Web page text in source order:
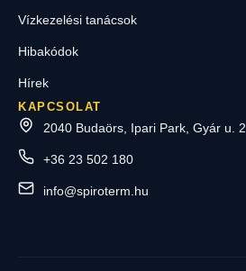
Vízkezelési tanácsok
Hibakódok
Hírek
KAPCSOLAT
2040 Budaörs, Ipari Park, Gyár u. 2.
+36 23 502 180
info@spiroterm.hu